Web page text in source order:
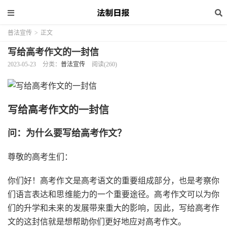
普法宣传 > 正文
写给高考作文的一封信
2023-05-23 分类： 普法宣传 阅读(260)
写给高考作文的一封信
问：为什么要写给高考作文？
尊敬的高考生们：
你们好！高考作文是高考语文的重要组成部分，也是考察你
们语言表达和思维能力的一个重要途径。高考作文可以为你
们的升学和未来的发展带来重大的影响，因此，写给高考作
文的这封信就是想帮助你们更好地应对高考作文。